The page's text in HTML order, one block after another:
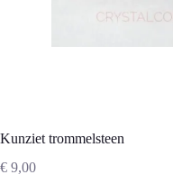
Kunziet trommelsteen
€ 9,00